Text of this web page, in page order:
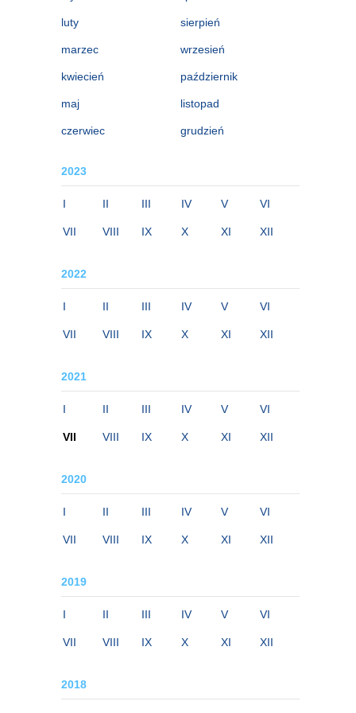
luty
marzec
kwiecień
maj
czerwiec
sierpień
wrzesień
październik
listopad
grudzień
2023
I II III IV V VI
VII VIII IX X XI XII
2022
I II III IV V VI
VII VIII IX X XI XII
2021
I II III IV V VI
VII VIII IX X XI XII
2020
I II III IV V VI
VII VIII IX X XI XII
2019
I II III IV V VI
VII VIII IX X XI XII
2018